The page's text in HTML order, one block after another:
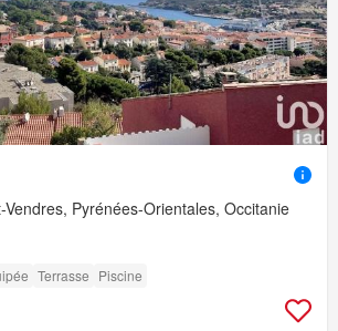
Pyrénées-Orientales, Occitanie
Terrasse Piscine